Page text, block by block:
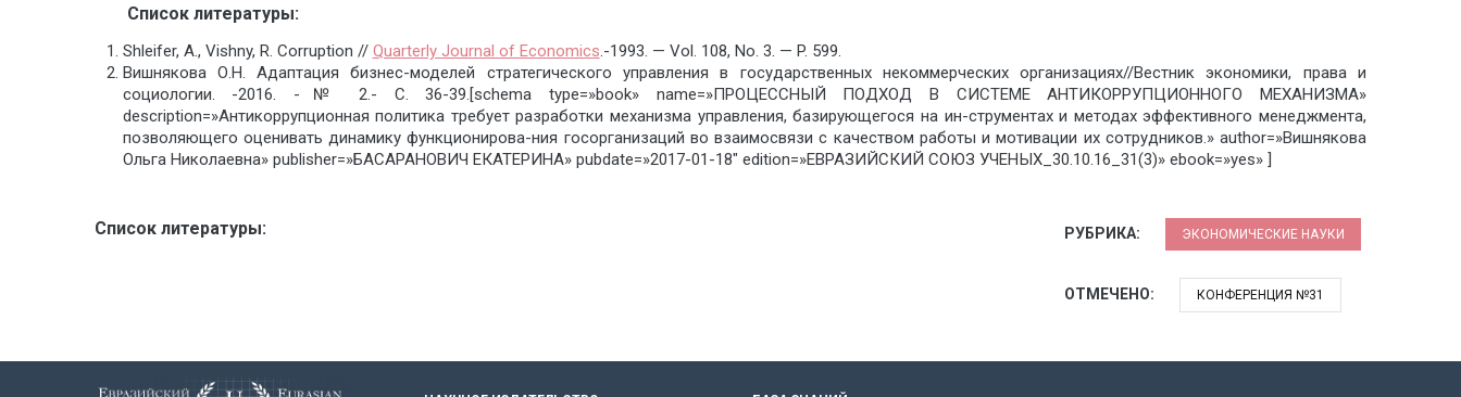
Список литературы:
Shleifer, A., Vishny, R. Corruption // Quarterly Journal of Economics.-1993. — Vol. 108, No. 3. — P. 599.
Вишнякова О.Н. Адаптация бизнес-моделей стратегического управления в государственных некоммерческих организациях//Вестник экономики, права и
социологии. -2016. -№ 2.- С. 36-39.[schema type=»book» name=»ПРОЦЕССНЫЙ ПОДХОД В СИСТЕМЕ АНТИКОРРУПЦИОННОГО МЕХАНИЗМА»
description=»Антикоррупционная политика требует разработки механизма управления, базирующегося на ин-струментах и методах эффективного менеджмента,
позволяющего оценивать динамику функционирова-ния госорганизаций во взаимосвязи с качеством работы и мотивации их сотрудников.» author=»Вишнякова
Ольга Николаевна» publisher=»БАСАРАНОВИЧ ЕКАТЕРИНА» pubdate=»2017-01-18″ edition=»ЕВРАЗИЙСКИЙ СОЮЗ УЧЕНЫХ_30.10.16_31(3)» ebook=»yes» ]
Список литературы: РУБРИКА: ЭКОНОМИЧЕСКИЕ НАУКИ
ОТМЕЧЕНО: КОНФЕРЕНЦИЯ №31